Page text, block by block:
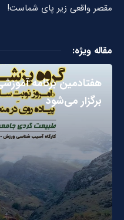
مقصر واقعی زیر پای شماست!
مقاله ویژه:
هفتادمین برنامه
برگزار می‌شود